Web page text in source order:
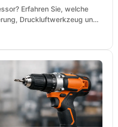
Erfahren Sie, welche
Druckluftwerkzeug und